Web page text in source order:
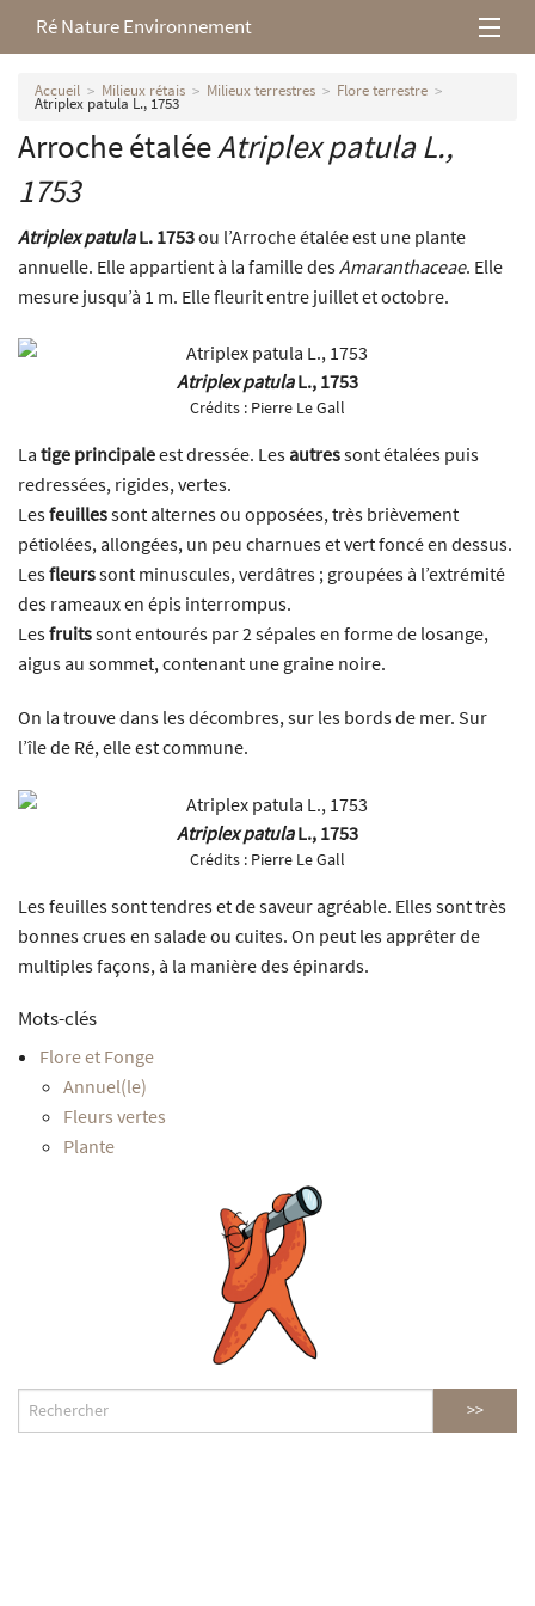
Ré Nature Environnement
L’association
Milieux rétais
Nos parutions
Accueil Milieux rétais Milieux terrestres Flore terrestre
Atriplex patula L., 1753
Arroche étaléeAtriplex patulaL.,
1753
Atriplex patulaL. 1753ou l’Arroche étalée est une plante
annuelle. Elle appartient à la famille desAmaranthaceae. Elle
mesure jusqu’à 1 m. Elle fleurit entre juillet et octobre.
Atriplex patulaL., 1753
Crédits : Pierre Le Gall
La tige principaleest dressée. Les autressont étalées puis
redressées, rigides, vertes.
Lesfeuillessont alternes ou opposées, très brièvement
pétiolées, allongées, un peu charnues et vert foncé en dessus.
Lesfleurssont minuscules, verdâtres ; groupées à l’extrémité
des rameaux en épis interrompus.
Lesfruitssont entourés par 2 sépales en forme de losange,
aigus au sommet, contenant une graine noire.
On la trouve dans les décombres, sur les bords de mer. Sur
l’île de Ré, elle est commune.
Atriplex patulaL., 1753
Crédits : Pierre Le Gall
Les feuilles sont tendres et de saveur agréable. Elles sont très
bonnes crues en salade ou cuites. On peut les apprêter de
multiples façons, à la manière des épinards.
Mots-clés
Flore et Fonge
Annuel(le)
Fleurs vertes
Plante